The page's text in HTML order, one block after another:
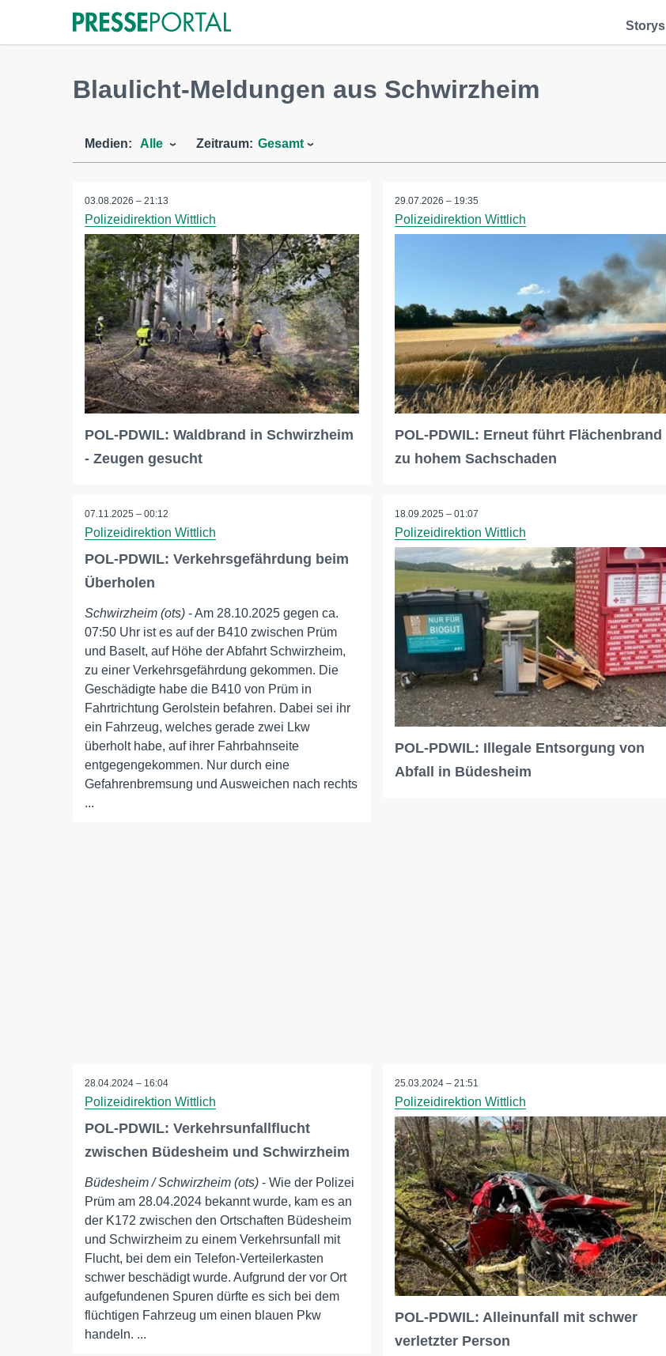
Storys
Blaulicht-Meldungen aus Schwirzheim
Medien: Alle Zeitraum: Gesamt
03.08.2026 – 21:13
Polizeidirektion Wittlich
POL-PDWIL: Waldbrand in Schwirzheim
- Zeugen gesucht
29.07.2026 – 19:35
Polizeidirektion Wittlich
POL-PDWIL: Erneut führt Flächenbrand
zu hohem Sachschaden
07.11.2025 – 00:12
Polizeidirektion Wittlich
POL-PDWIL: Verkehrsgefährdung beim
Überholen
Schwirzheim (ots) - Am 28.10.2025 gegen ca.
07:50 Uhr ist es auf der B410 zwischen Prüm
und Baselt, auf Höhe der Abfahrt Schwirzheim,
zu einer Verkehrsgefährdung gekommen. Die
Geschädigte habe die B410 von Prüm in
Fahrtrichtung Gerolstein befahren. Dabei sei ihr
ein Fahrzeug, welches gerade zwei Lkw
überholt habe, auf ihrer Fahrbahnseite
entgegengekommen. Nur durch eine
Gefahrenbremsung und Ausweichen nach rechts
...
18.09.2025 – 01:07
Polizeidirektion Wittlich
POL-PDWIL: Illegale Entsorgung von
Abfall in Büdesheim
28.04.2024 – 16:04
Polizeidirektion Wittlich
POL-PDWIL: Verkehrsunfallflucht
zwischen Büdesheim und Schwirzheim
Büdesheim / Schwirzheim (ots) - Wie der Polizei
Prüm am 28.04.2024 bekannt wurde, kam es an
der K172 zwischen den Ortschaften Büdesheim
und Schwirzheim zu einem Verkehrsunfall mit
Flucht, bei dem ein Telefon-Verteilerkasten
schwer beschädigt wurde. Aufgrund der vor Ort
aufgefundenen Spuren dürfte es sich bei dem
flüchtigen Fahrzeug um einen blauen Pkw
handeln. ...
25.03.2024 – 21:51
Polizeidirektion Wittlich
POL-PDWIL: Alleinunfall mit schwer
verletzter Person